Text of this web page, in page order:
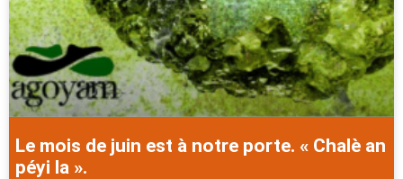
Le mois de juin est à notre porte. « Chalè an
péyi la ».